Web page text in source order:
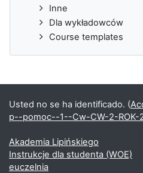
Inne
Dla wykładowców
Course templates
Usted no se ha identificado. (
p--pomoc--1--Cw-CW-2-
Akademia Lipińskiego
Instrukcje dla studenta (WOE)
euczelnia